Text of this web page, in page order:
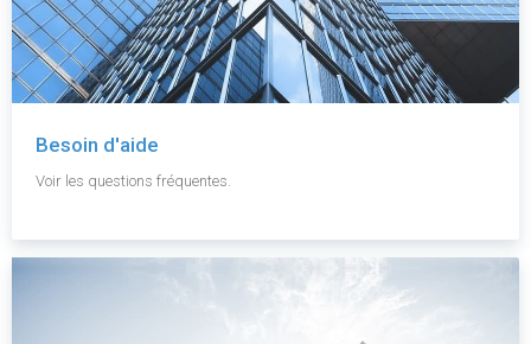
Besoin d'aide
Voir les questions fréquentes.